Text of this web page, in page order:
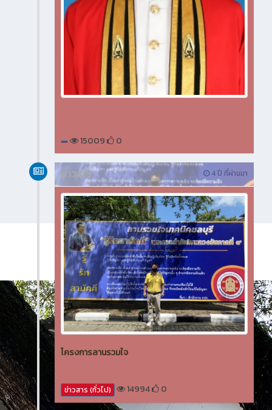
15009 0
4 ปี ที่ผ่านมา
ข่าวสาร
โครงการลานรวมใจ
ข่าวสาร (ทั่วไป) 14994 0